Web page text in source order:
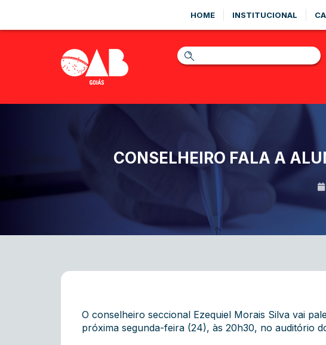
HOME INSTITUCIONAL
CONSELHEIRO FALA A
O conselheiro seccional Ezequiel Morais Silva vai
próxima segunda-feira (24), às 20h30, no auditório